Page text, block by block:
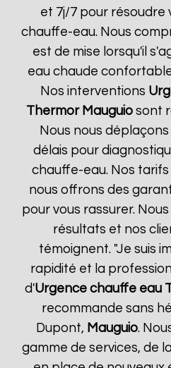
et 7j/7 pour résoudre
chauffe-eau. Nous
est de mise lorsqu'il
eau chaude
Nos interventions
Thermor Mauguio sont
Nous nous
délais pour
chauffe-eau. Nos
nous offrons des
pour vous rassurer.
résultats et nos
témoignent. "Je suis
rapidité et la
d'Urgence chauffe eau
recommande sans
Dupont, Mauguio.
gamme de services, de